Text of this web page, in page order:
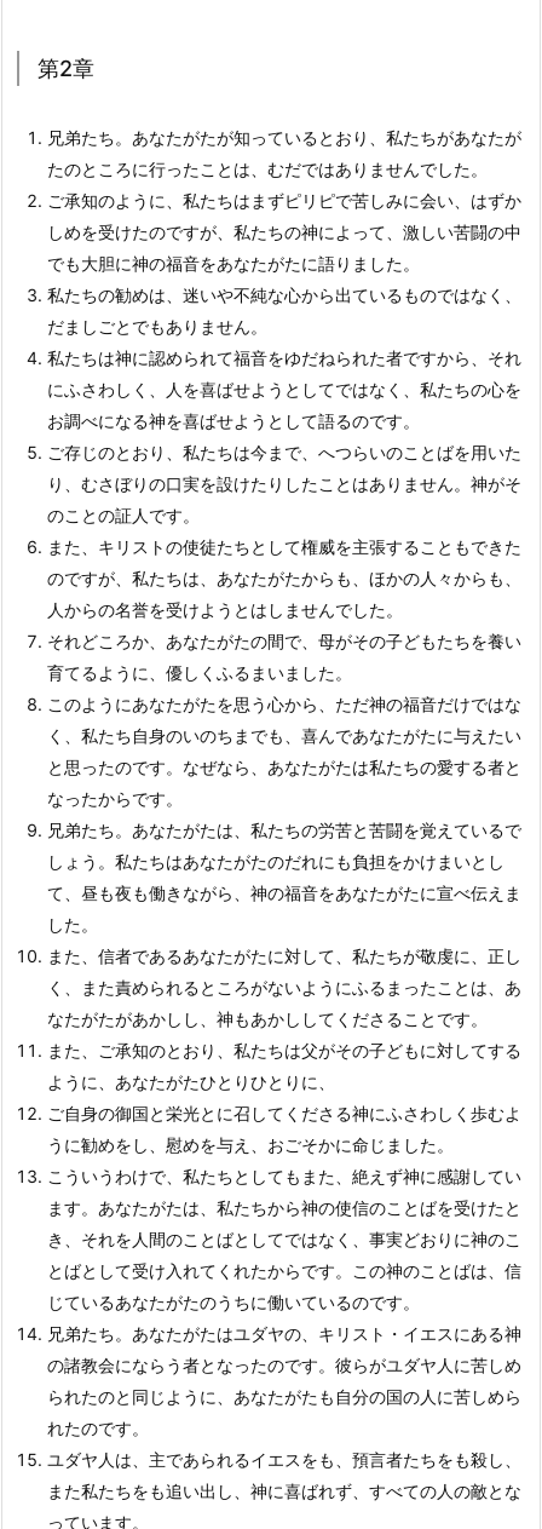
第2章
兄弟たち。あなたがたが知っているとおり、私たちがあなたが
たのところに行ったことは、むだではありませんでした。
ご承知のように、私たちはまずピリピで苦しみに会い、はずか
しめを受けたのですが、私たちの神によって、激しい苦闘の中
でも大胆に神の福音をあなたがたに語りました。
私たちの勧めは、迷いや不純な心から出ているものではなく、
だましごとでもありません。
私たちは神に認められて福音をゆだねられた者ですから、それ
にふさわしく、人を喜ばせようとしてではなく、私たちの心を
お調べになる神を喜ばせようとして語るのです。
ご存じのとおり、私たちは今まで、へつらいのことばを用いた
り、むさぼりの口実を設けたりしたことはありません。神がそ
のことの証人です。
また、キリストの使徒たちとして権威を主張することもできた
のですが、私たちは、あなたがたからも、ほかの人々からも、
人からの名誉を受けようとはしませんでした。
それどころか、あなたがたの間で、母がその子どもたちを養い
育てるように、優しくふるまいました。
このようにあなたがたを思う心から、ただ神の福音だけではな
く、私たち自身のいのちまでも、喜んであなたがたに与えたい
と思ったのです。なぜなら、あなたがたは私たちの愛する者と
なったからです。
兄弟たち。あなたがたは、私たちの労苦と苦闘を覚えているで
しょう。私たちはあなたがたのだれにも負担をかけまいとし
て、昼も夜も働きながら、神の福音をあなたがたに宣べ伝えま
した。
また、信者であるあなたがたに対して、私たちが敬虔に、正し
く、また責められるところがないようにふるまったことは、あ
なたがたがあかしし、神もあかししてくださることです。
また、ご承知のとおり、私たちは父がその子どもに対してする
ように、あなたがたひとりひとりに、
ご自身の御国と栄光とに召してくださる神にふさわしく歩むよ
うに勧めをし、慰めを与え、おごそかに命じました。
こういうわけで、私たちとしてもまた、絶えず神に感謝してい
ます。あなたがたは、私たちから神の使信のことばを受けたと
き、それを人間のことばとしてではなく、事実どおりに神のこ
とばとして受け入れてくれたからです。この神のことばは、信
じているあなたがたのうちに働いているのです。
兄弟たち。あなたがたはユダヤの、キリスト・イエスにある神
の諸教会にならう者となったのです。彼らがユダヤ人に苦しめ
られたのと同じように、あなたがたも自分の国の人に苦しめら
れたのです。
ユダヤ人は、主であられるイエスをも、預言者たちをも殺し、
また私たちをも追い出し、神に喜ばれず、すべての人の敵とな
っています。